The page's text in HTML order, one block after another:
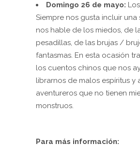
Domingo 26 de mayo:
Siempre nos gusta incluir una
nos hable de los miedos, de
pesadillas, de las brujas /
fantasmas. En esta ocasión
los cuentos chinos que nos
librarnos de malos espíritus y
aventureros que no tienen
monstruos.
Para más información: